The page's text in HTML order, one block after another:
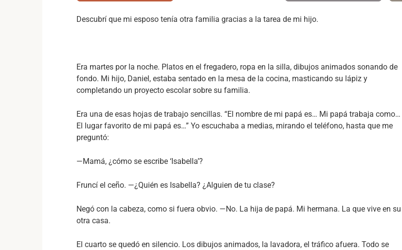
Descubrí que mi esposo tenía otra familia gracias a la tarea de mi hijo.
Era martes por la noche. Platos en el fregadero, ropa en la silla, dibujos animados sonando de
fondo. Mi hijo, Daniel, estaba sentado en la mesa de la cocina, masticando su lápiz y
completando un proyecto escolar sobre su familia.
Era una de esas hojas de trabajo sencillas. “El nombre de mi papá es… Mi papá trabaja como…
El lugar favorito de mi papá es…” Yo escuchaba a medias, mirando el teléfono, hasta que me
preguntó:
—Mamá, ¿cómo se escribe ‘Isabella’?
Fruncí el ceño. —¿Quién es Isabella? ¿Alguien de tu clase?
Negó con la cabeza, como si fuera obvio. —No. La hija de papá. Mi hermana. La que vive en su
otra casa.
El cuarto se quedó en silencio. Los dibujos animados, la lavadora, el tráfico afuera. Todo se